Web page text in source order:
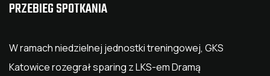
PRZEBIEG SPOTKANIA
W ramach niedzielnej jednostki treningowej, GKS
Katowice rozegrał sparing z LKS-em Dramą